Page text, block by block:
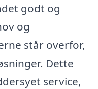
godt og
og
står overfor,
Dette
service,